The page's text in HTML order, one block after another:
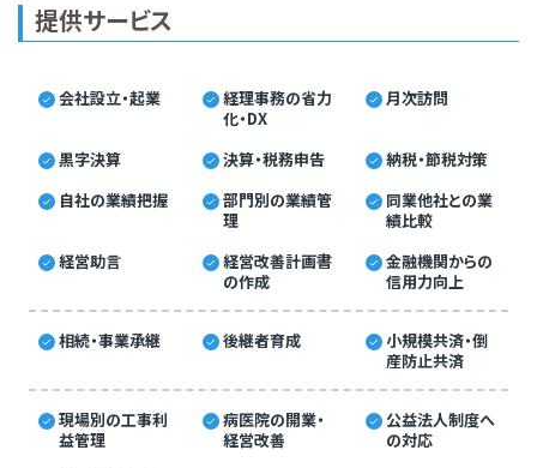
提供サービス
会社設立・起業
経理事務の省力
化・DX
月次訪問
黒字決算 決算・税務申告
納税・節税対策
自社の業績把握
部門別の業績管
理
同業他社との業
績比較
経営助言
経営改善計画書
の作成
金融機関からの
信用力向上
相続・事業承継 後継者育成
小規模共済・倒
産防止共済
現場別の工事利
益管理
病医院の開業・
経営改善
公益法人制度へ
の対応